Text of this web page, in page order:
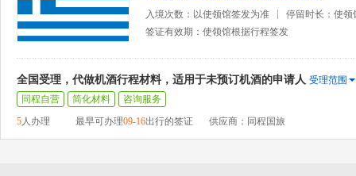
入境次数：以使领馆签发为准
停留时长：使领
签证有效期：使领馆根据行程签发
全国受理，代做机酒行程材料，适用于未预订机酒的申请人 受理范围
同程自营
简化材料
咨询服务
5人办理 最早可办理09-16出行的签证 供应商：同程国旅